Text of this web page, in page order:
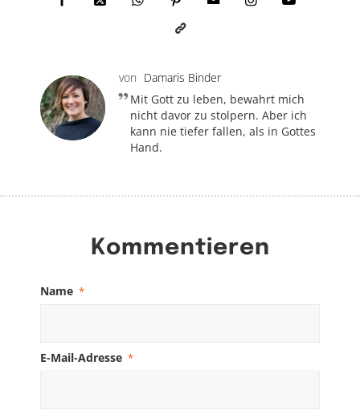
von Damaris Binder
Mit Gott zu leben, bewahrt mich
nicht davor zu stolpern. Aber ich
kann nie tiefer fallen, als in Gottes
Hand.
Kommentieren
Name *
E-Mail-Adresse *